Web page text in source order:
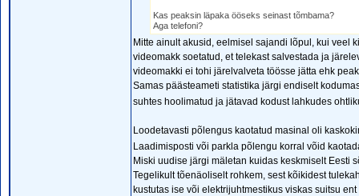
Kas peaksin läpaka ööseks seinast tõmbama?
Aga telefoni?
Mitte ainult akusid, eelmisel sajandi lõpul, kui veel
videomakk soetatud, et telekast salvestada ja
videomakki ei tohi järelvalveta töösse jätta ehk
Samas päästeameti statistika järgi endiselt
suhtes hoolimatud ja jätavad kodust lahkudes
Loodetavasti põlengus kaotatud masinal oli
Laadimisposti või parkla põlengu korral võid
Miski uudise järgi mäletan kuidas keskmiselt Eesti
Tegelikult tõenäoliselt rohkem, sest kõikidest
kustutas ise või elektrijuhtmestikus viskas suitsu